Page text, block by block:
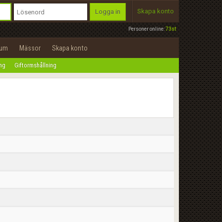
Personer online:73st
Logga in Skapa konto
Mässor Skapa konto
Giftormshållning